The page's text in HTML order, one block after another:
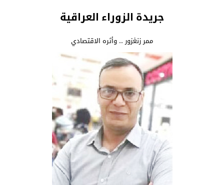
جريدة الزوراء العراقية
ممر زنغزور .. وأثره الاقتصادي